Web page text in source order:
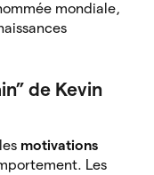
mondiale,
de Kevin
motivations
Les